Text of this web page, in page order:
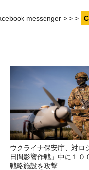
messenger > > >
ウクライナ保安庁、対ロ
日間影響作戦」中に１０
戦略施設を攻撃